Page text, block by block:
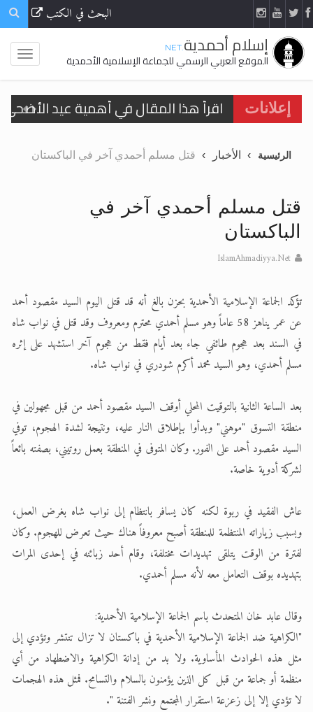
البحث في الكتب
إسلام أحمدية.NET
الموقع العربي الرسمي للجماعة الإسلامية الأحمدية
إعلانات
اقرأ هذا المقال في أهمية عيد
تعميم هامّ لأفراد الجماعة >> المزيد
تعميم هامّ لأفراد الجماعة >> المزيد
الحجّ.. دلالات، حِكم، وأهداف >> المزيد
اقرأ هذا المقال في أهمية عيد
الرئيسية الأخبار قتل مسلم أحمدي آخر في الباكستان
قتل مسلم أحمدي آخر في
الباكستان
IslamAhmadiyya.Net
تؤكد الجماعة الإسلامية الأحمدية بحزن بالغ أنه قد قتل اليوم السيد مقصود أحمد
عن عمر يناهز 58 عاماً وهو مسلم أحمدي محترم ومعروف وقد قتل في نواب شاه
في السند بعد هجوم طائفي جاء بعد أيام فقط من هجوم آخر استشهد على إثره
مسلم أحمدي، وهو السيد محمد أكرم شودري في نواب شاه.
بعد الساعة الثانية بالتوقيت المحلي أوقف السيد مقصود أحمد من قبل مجهولين في
منطقة التسوق "موهني" وبدأوا بإطلاق النار عليه، ونتيجة لشدة الهجوم، توفي
السيد مقصود أحمد على الفور. وكان المتوفى في المنطقة بعمل روتيني، بصفته بائعاً
لشركة أدوية خاصة.
عاش الفقيد في ربوة لكنه كان يسافر بانتظام إلى نواب شاه بغرض العمل،
وبسبب زياراته المنتظمة للمنطقة أصبح معروفاً هناك حيث تعرض للهجوم. وكان
لفترة من الوقت يتلقى تهديدات مختلفة، وقام أحد زبائنه في إحدى المرات
بتهديده بوقف التعامل معه لأنه مسلم أحمدي.
وقال عابد خان المتحدث باسم الجماعة الإسلامية الأحمدية:
"الكراهية ضد الجماعة الإسلامية الأحمدية في باكستان لا تزال تنتشر وتؤدي إلى
مثل هذه الحوادث المأساوية. ولا بد من إدانة الكراهية والاضطهاد من أي
منظمة أو جماعة من قبل كل الذين يؤمنون بالسلام والتسامح. فمثل هذه الهجمات
لا تؤدي إلا إلى زعزعة استقرار المجتمع ونشر الفتنة ".